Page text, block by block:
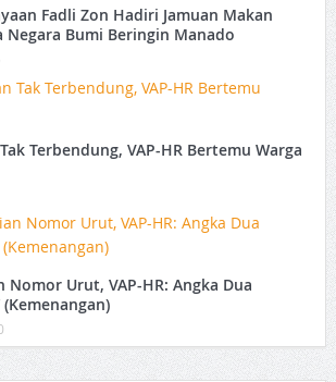
Fadli Zon Hadiri Jamuan Makan
Negara Bumi Beringin Manado
Terbendung, VAP-HR Bertemu Warga
Nomor Urut, VAP-HR: Angka Dua
(Kemenangan)